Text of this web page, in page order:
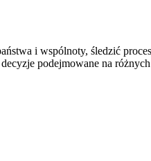
i wspólnoty, śledzić
podejmowane na różnych